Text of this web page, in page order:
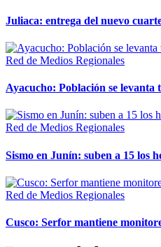
Juliaca: entrega del nuevo
Red de Medios Regionales
Ayacucho: Población se
Red de Medios Regionales
Sismo en Junín: suben a 15 los
Red de Medios Regionales
Cusco: Serfor mantiene